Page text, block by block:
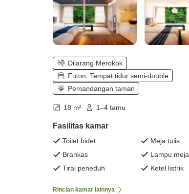
Dilarang Merokok
Futon, Tempat tidur semi-double
Pemandangan taman
18 m² 1–4 tamu
Fasilitas kamar
Toilet bidet
Meja tulis
Brankas
Lampu meja
Tirai peneduh
Ketel listrik
Rincian kamar lainnya